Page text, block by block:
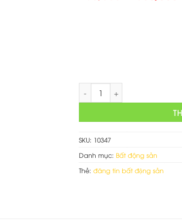
gốc
SKU: 10347
Danh mục: Bất động sản
Thẻ: đăng tin bất động sản